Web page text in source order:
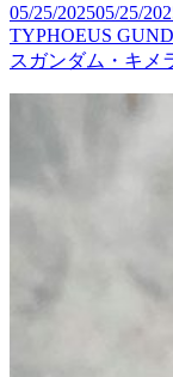
05/25/202505/25/
TYPHOEUS
スガンダム・キメ